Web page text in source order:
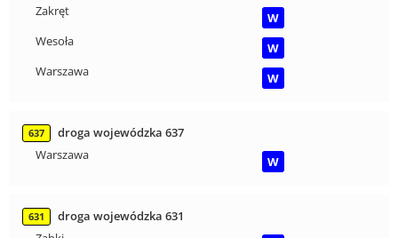
Zakręt
W
Wesoła
W
Warszawa
W
637
droga wojewódzka 637
Warszawa
W
631
droga wojewódzka 631